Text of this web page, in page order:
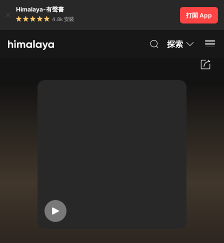
Himalaya-有聲書
4.8k 安裝
打開 App
探索